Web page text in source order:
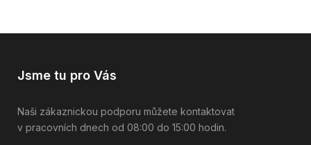
Jsme tu pro Vás
Naši zákaznickou podporu můžete kontaktovat
v pracovních dnech od 08:00 do 15:00 hodin.